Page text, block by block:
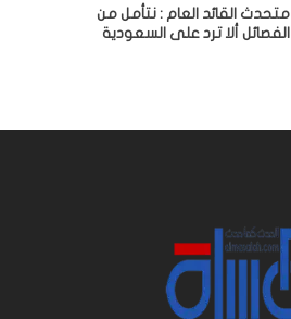
متحدث القائد العام : نتأمل من
الفصائل ألا ترد على السعودية